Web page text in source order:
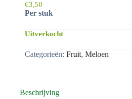
€3,50
Per stuk
Uitverkocht
Categorieën: Fruit, Meloen
Beschrijving